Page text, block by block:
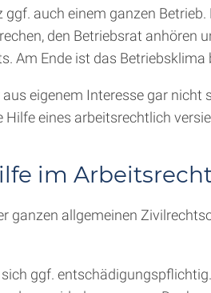
auch einem ganzen
den Betriebsrat
Am Ende ist das
eigenem Interesse gar
eines arbeitsrechtlich
im
ganzen allgemeinen
ggf.